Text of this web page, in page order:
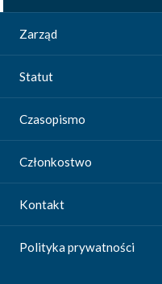
Zarząd
Statut
Czasopismo
Członkostwo
Kontakt
Polityka prywatności